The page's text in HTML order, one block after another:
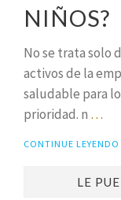
NIÑOS?
No se trata solo
activos de la
saludable para
prioridad. n …
CONTINUE LEYENDO
LE